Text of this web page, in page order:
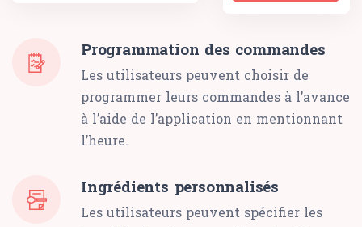
Programmation des commandes
Les utilisateurs peuvent choisir de
programmer leurs commandes à l’avance
à l’aide de l’application en mentionnant
l’heure.
Ingrédients personnalisés
Les utilisateurs peuvent spécifier les